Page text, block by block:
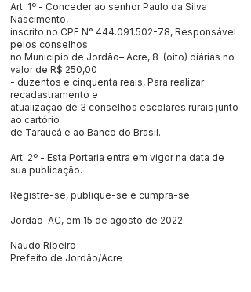
Art. 1º - Conceder ao senhor Paulo da Silva
Nascimento,
inscrito no CPF N° 444.091.502-78, Responsável
pelos conselhos
no Município de Jordão– Acre, 8-(oito) diárias no
valor de R$ 250,00
- duzentos e cinquenta reais, Para realizar
recadastramento e
atualização de 3 conselhos escolares rurais junto
ao cartório
de Taraucá e ao Banco do Brasil.
Art. 2º - Esta Portaria entra em vigor na data de
sua publicação.
Registre-se, publique-se e cumpra-se.
Jordão-AC, em 15 de agosto de 2022.
Naudo Ribeiro
Prefeito de Jordão/Acre